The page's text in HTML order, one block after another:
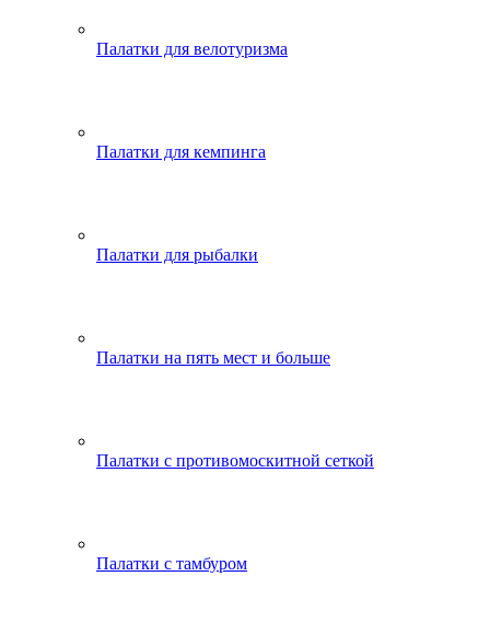
Палатки для велотуризма
Палатки для кемпинга
Палатки для рыбалки
Палатки на пять мест и больше
Палатки с противомоскитной сеткой
Палатки с тамбуром